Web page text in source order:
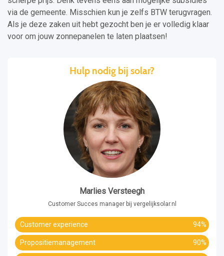
via de gemeente. Misschien kun je zelfs BTW terugvragen.
Als je deze zaken uit hebt gezocht ben je er volledig klaar
voor om jouw zonnepanelen te laten plaatsen!
Hulp nodig bij solar?
Marlies Versteegh
Customer Succes manager bij vergelijksolar.nl
Customer experience 94%
Propositiemanagement 90%